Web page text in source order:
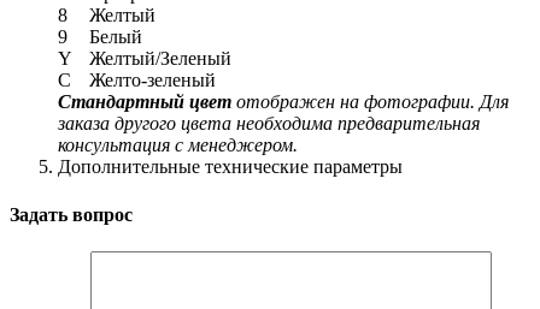
8
Желтый
9
Белый
Y
Желтый/Зеленый
C
Желто-зеленый
Стандартный цвет отображен на фотографии. Для
заказа другого цвета необходима предварительная
консультация с менеджером.
Дополнительные технические параметры
Задать вопрос